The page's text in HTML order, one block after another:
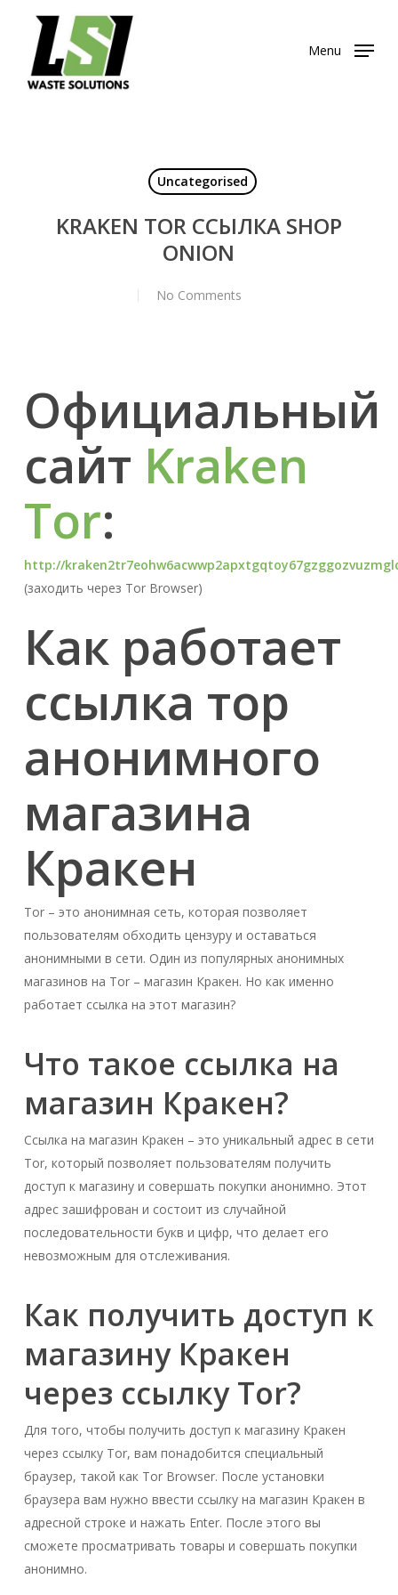
content
Menu
Uncategorised
KRAKEN TOR ССЫЛКА SHOP
ONION
No Comments
Официальный
сайт Kraken
Tor:
http://
(заходить через Tor Browser)
Как работает
ссылка тор
анонимного
магазина
Кракен
Tor – это анонимная сеть, которая позволяет
пользователям обходить цензуру и оставаться
анонимными в сети. Один из популярных анонимных
магазинов на Tor – магазин Кракен. Но как именно
работает ссылка на этот магазин?
Что такое ссылка на
магазин Кракен?
Ссылка на магазин Кракен – это уникальный адрес в сети
Tor, который позволяет пользователям получить
доступ к магазину и совершать покупки анонимно. Этот
адрес зашифрован и состоит из случайной
последовательности букв и цифр, что делает его
невозможным для отслеживания.
Как получить доступ к
магазину Кракен
через ссылку Tor?
Для того, чтобы получить доступ к магазину Кракен
через ссылку Tor, вам понадобится специальный
браузер, такой как Tor Browser. После установки
браузера вам нужно ввести ссылку на магазин Кракен в
адресной строке и нажать Enter. После этого вы
сможете просматривать товары и совершать покупки
анонимно.